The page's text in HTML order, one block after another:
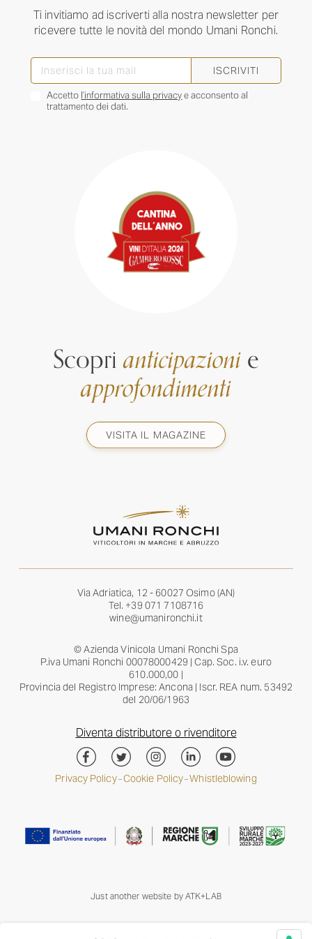
Ti invitiamo ad iscriverti alla nostra newsletter per
ricevere tutte le novità del mondo Umani Ronchi.
ISCRIVITI
Accetto l’informativa sulla privacye acconsento al
trattamento dei dati.
Scoprianticipazionie
approfondimenti
VISITA IL MAGAZINE
Via Adriatica, 12 - 60027 Osimo (AN)
Tel. +39 071 7108716
wine@umanironchi.it
© Azienda Vinicola Umani Ronchi Spa
P.iva Umani Ronchi 00078000429 | Cap. Soc. i.v. euro
610.000,00 |
Provincia del Registro Imprese: Ancona | Iscr. REA num. 53492
del 20/06/1963
Diventa distributore o rivenditore
Privacy Policy–Cookie Policy–Whistleblowing
Just another website by ATK+LAB